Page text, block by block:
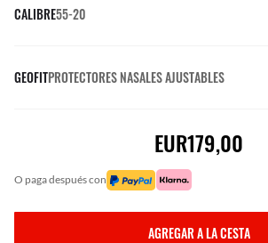
CALIBRE55-20
GEOFITPROTECTORES NASALES AJUSTABLES
EUR179,00
o paga después con
AGREGAR A LA CESTA